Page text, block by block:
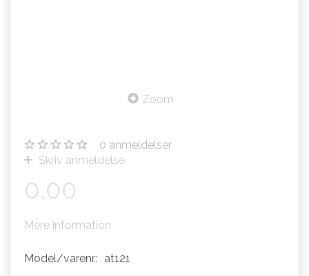
Zoom
0 anmeldelser
Skriv anmeldelse
0,00
Mere information
Model/varenr.: at121